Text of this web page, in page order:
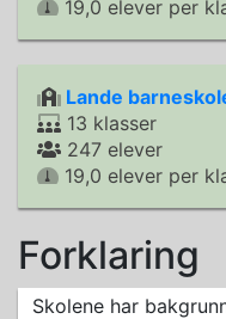
19,0 elever per
Lande
13 klasser
247 elever
19,0 elever per
Forklaring
Skolene har